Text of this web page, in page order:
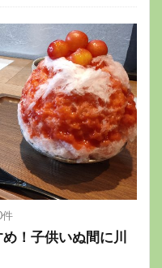
件
！子供いぬ間に川